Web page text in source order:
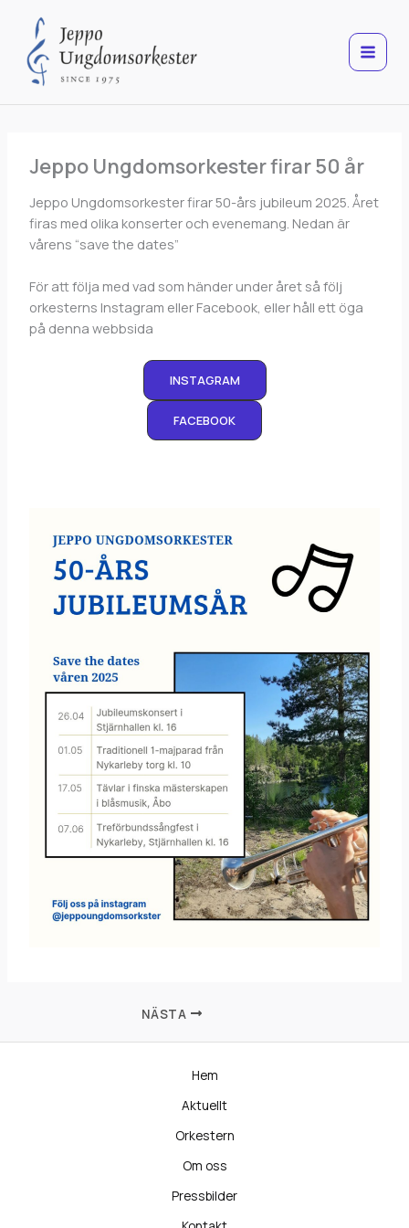
innehåll
Jeppo Ungdomsorkester firar 50 år
Jeppo Ungdomsorkester firar 50-års jubileum 2025. Året
firas med olika konserter och evenemang. Nedan är
vårens “save the dates”
För att följa med vad som händer under året så följ
orkesterns Instagram eller Facebook, eller håll ett öga
på denna webbsida
INSTAGRAM
FACEBOOK
NÄSTA
Hem
Aktuellt
Orkestern
Om oss
Pressbilder